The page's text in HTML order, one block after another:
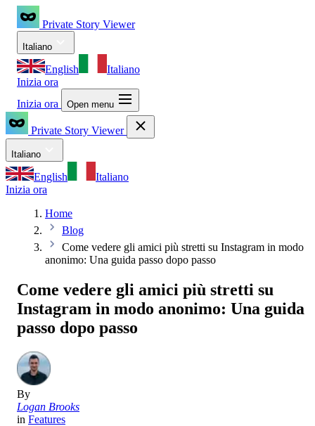
Private Story Viewer
Italiano
English
Italiano
Inizia ora
Inizia ora
Open menu
Private Story Viewer
Italiano
English
Italiano
Inizia ora
Home
Blog
Come vedere gli amici più stretti su Instagram in modo
anonimo: Una guida passo dopo passo
Come vedere gli amici più stretti su
Instagram in modo anonimo: Una guida
passo dopo passo
By
Logan Brooks
in Features